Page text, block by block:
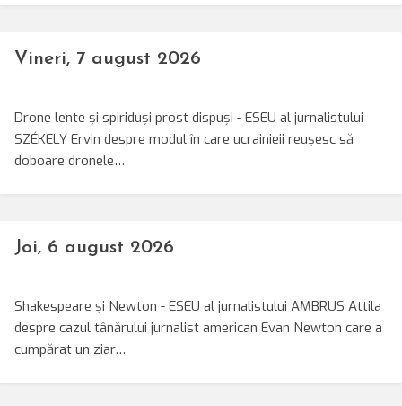
Vineri, 7 august 2026
Drone lente și spiriduși prost dispuși - ESEU al jurnalistului
SZÉKELY Ervin despre modul în care ucrainieii reușesc să
doboare dronele…
Joi, 6 august 2026
Shakespeare și Newton - ESEU al jurnalistului AMBRUS Attila
despre cazul tânărului jurnalist american Evan Newton care a
cumpărat un ziar…